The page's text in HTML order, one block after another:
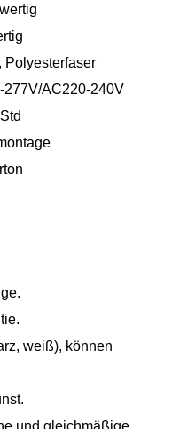
Polyesterfaser
277V/AC220-240V
weiß), können
und gleichmäßige